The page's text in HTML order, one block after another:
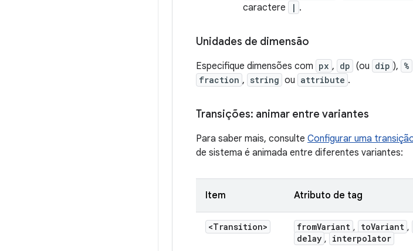
caractere
| .
Unidades de dimensão
Especifique dimensões com px , dp (ou dip ), %
fraction , string ou attribute .
Transições: animar entre variantes
Para saber mais, consulte Configurar uma
de sistema é animada entre diferentes variantes:
Item Atributo de tag
<Transition> fromVariant , toVariant ,
delay , interpolator